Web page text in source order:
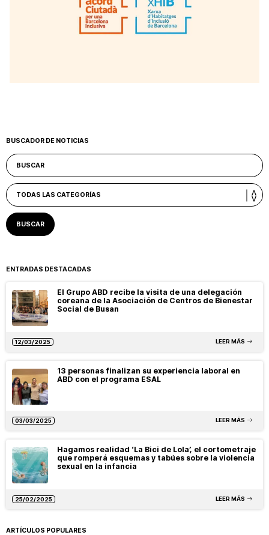
BUSCADOR DE NOTICIAS
ENTRADAS DESTACADAS
El Grupo ABD recibe la visita de una delegación
coreana de la Asociación de Centros de Bienestar
Social de Busan
12/03/2025 LEER MÁS
13 personas finalizan su experiencia laboral en
ABD con el programa ESAL
03/03/2025 LEER MÁS
Hagamos realidad ‘La Bici de Lola’, el cortometraje
que romperá esquemas y tabúes sobre la violencia
sexual en la infancia
25/02/2025 LEER MÁS
ARTÍCULOS POPULARES